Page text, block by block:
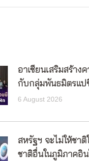
อาเซียนเสริมสร้าง
กับกลุ่มพันธมิตรแป
6 August 2026
สหรัฐฯ จะไม่ให้ชา
ชาติอื่นในภูมิภาคอิ